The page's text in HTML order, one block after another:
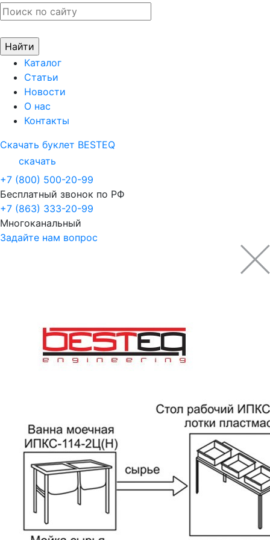
Каталог
Статьи
Новости
О нас
Контакты
Скачать буклет BESTEQ
скачать
+7 (800) 500-20-99
Бесплатный звонок по РФ
+7 (863) 333-20-99
Многоканальный
Задайте нам вопрос